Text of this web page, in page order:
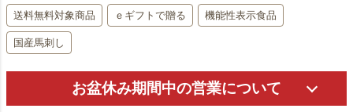
送料無料対象商品 ｅギフトで贈る 機能性表示食品
国産馬刺し
お盆休み期間中の営業について